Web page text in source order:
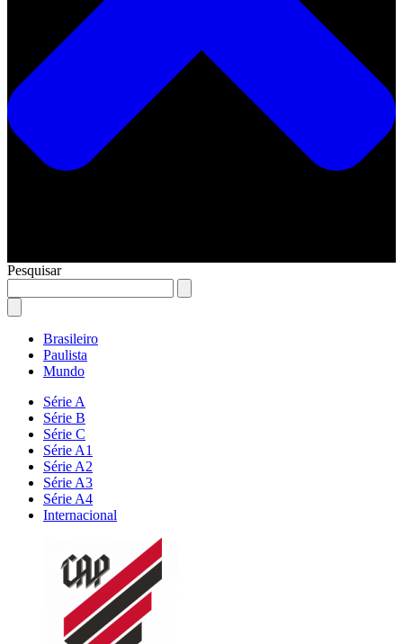
Pesquisar
Brasileiro
Paulista
Mundo
Série A
Série B
Série C
Série A1
Série A2
Série A3
Série A4
Internacional